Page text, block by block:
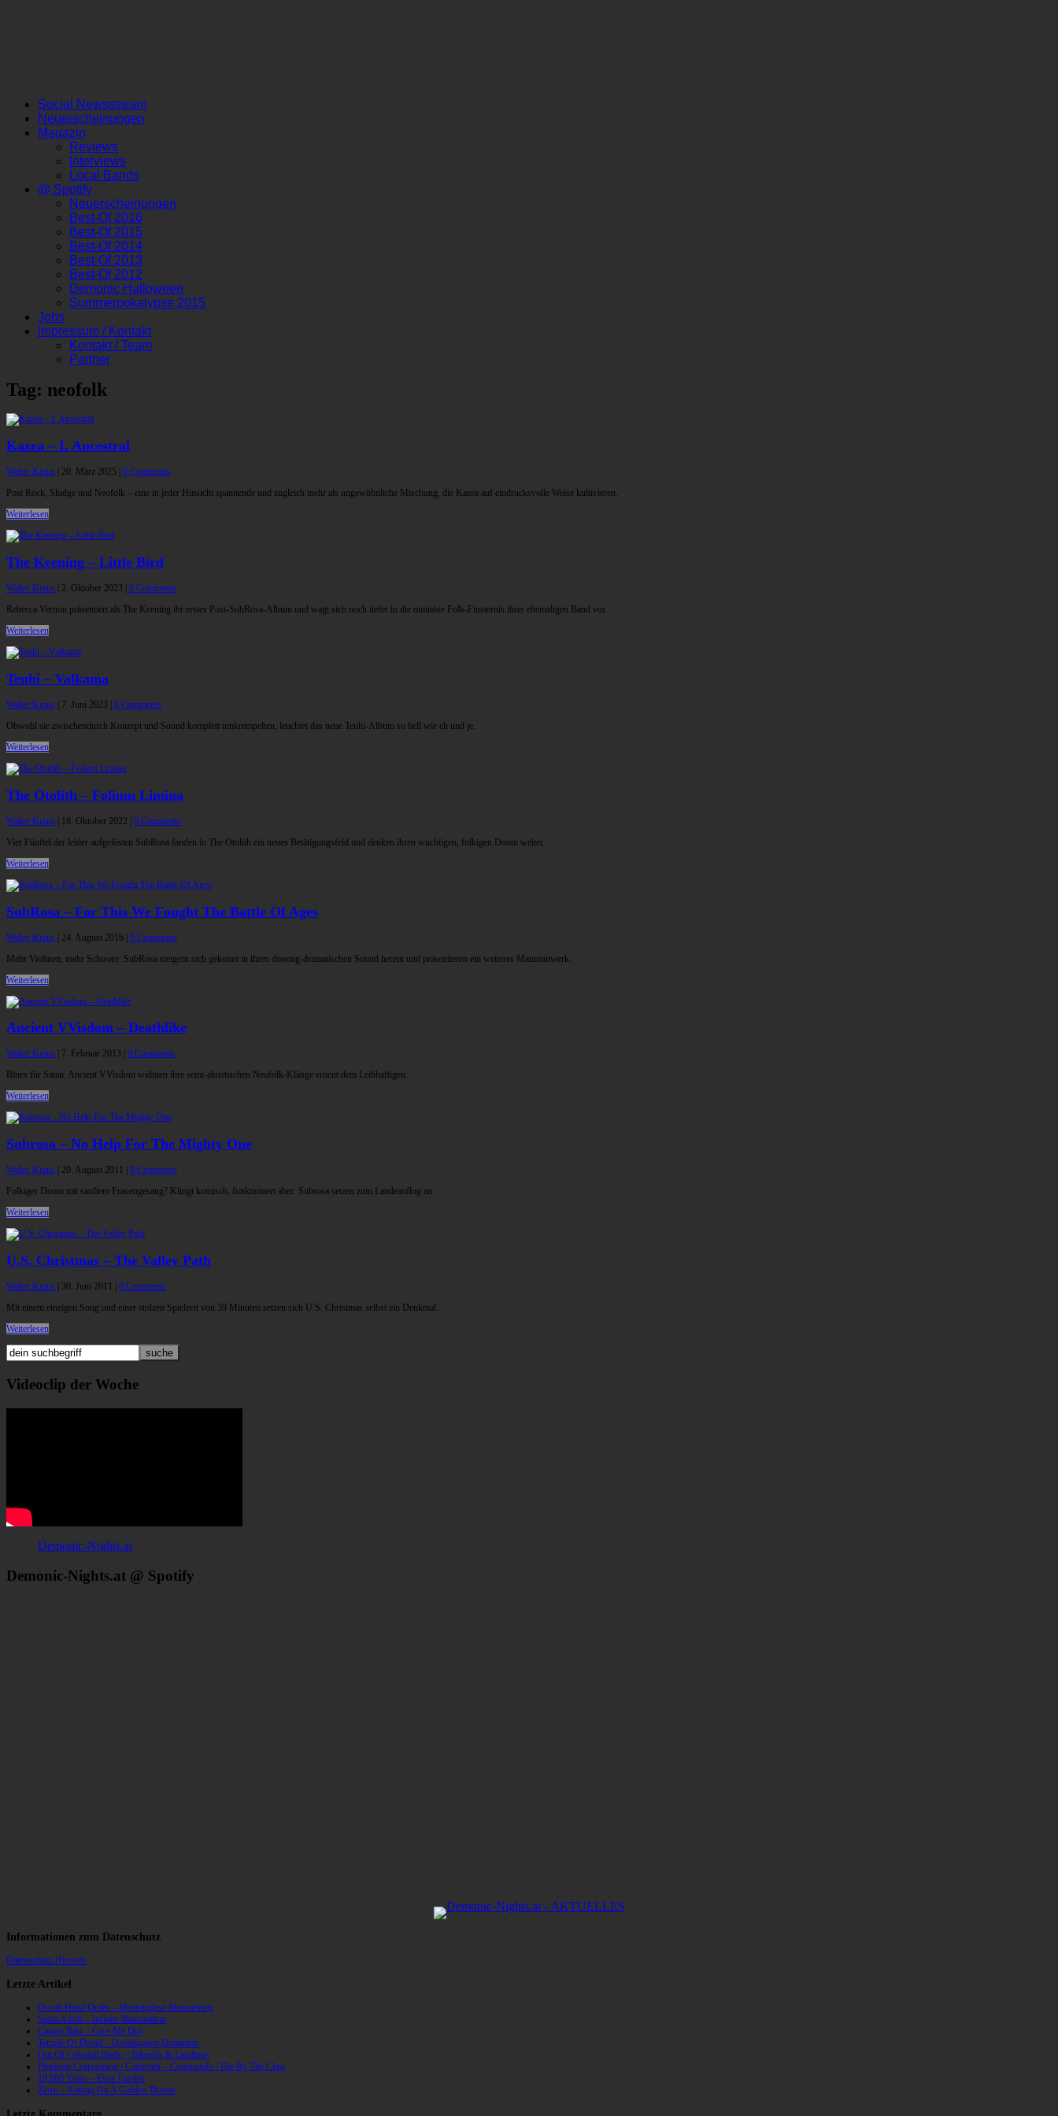
Social Newsstream
Neuerscheinungen
Magazin
Reviews
Interviews
Local Bands
@ Spotify
Neuerscheinungen
Best-Of 2016
Best-Of 2015
Best-Of 2014
Best-Of 2013
Best-Of 2012
Demonic Halloween
Summerpokalypse 2015
Jobs
Impressum / Kontakt
Kontakt / Team
Partner
Tag: neofolk
Kazea – I. Ancestral
Walter Kraus 20. März 2025
0 Comments
Post Rock, Sludge und Neofolk – eine in jeder Hinsicht spannende und zugleich mehr als ungewöhnliche Mischung, die Kazea auf eindrucksvolle Weise kultivieren.
Weiterlesen
The Keening – Little Bird
Walter Kraus 2. Oktober 2023
0 Comments
Rebecca Vernon präsentiert als The Keening ihr erstes Post-SubRosa-Album und wagt sich noch tiefer in die ominöse Folk-Finsternis ihrer ehemaligen Band vor.
Weiterlesen
Tenhi – Valkama
Walter Kraus 7. Juni 2023
0 Comments
Obwohl sie zwischendurch Konzept und Sound komplett umkrempelten, leuchtet das neue Tenhi-Album so hell wie eh und je.
Weiterlesen
The Otolith – Folium Limina
Walter Kraus 18. Oktober 2022
0 Comments
Vier Fünftel der leider aufgelösten SubRosa fanden in The Otolith ein neues Betätigungsfeld und denken ihren wuchtigen, folkigen Doom weiter.
Weiterlesen
SubRosa – For This We Fought The Battle Of Ages
Walter Kraus 24. August 2016 0 Comments
Mehr Violinen, mehr Schwere: SubRosa steigern sich gekonnt in ihren doomig-dramatischen Sound herein und präsentieren ein weiteres Mammutwerk.
Weiterlesen
Ancient VVisdom – Deathlike
Walter Kraus 7. Februar 2013
0 Comments
Blues für Satan: Ancient VVisdom widmen ihre semi-akustischen Neofolk-Klänge erneut dem Leibhaftigen.
Weiterlesen
Subrosa – No Help For The Mighty One
Walter Kraus 20. August 2011
0 Comments
Folkiger Doom mit sanftem Frauengesang? Klingt komisch, funktioniert aber: Subrosa setzen zum Landeanflug an.
Weiterlesen
U.S. Christmas – The Valley Path
Walter Kraus 30. Juni 2011
0 Comments
Mit einem einzigen Song und einer stolzen Spielzeit von 39 Minuten setzen sich U.S. Christmas selbst ein Denkmal.
Weiterlesen
Videoclip der Woche
Demonic-Nights.at
Demonic-Nights.at @ Spotify
Informationen zum Datenschutz
Datenschutz-Hinweis
Letzte Artikel
Occult Hand Order – Meaningless Monuments
Spirit Adrift – Infinite Illumination
Cancer Bats – Give Me Dirt
Temple Of Dread – Dreadspawn Dominion
Din Of Celestial Birds – Takeoffs & Landings
Phantom Corporation / Catbreath – Commando / Die By The Claw
10,000 Years – Esox Lucifer
Zerre – Rotting On A Golden Throne